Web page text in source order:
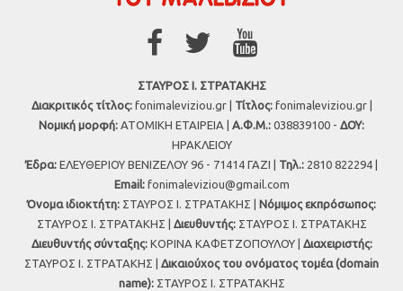
ΣΤΑΥΡΟΣ Ι. ΣΤΡΑΤΑΚΗΣ
Διακριτικός τίτλος:fonimaleviziou.gr | Τίτλος:fonimaleviziou.gr |
Νομική μορφή: ΑΤΟΜΙΚΗ ΕΤΑΙΡΕΙΑ | Α.Φ.Μ.: 038839100 - ΔΟΥ:
ΗΡΑΚΛΕΙΟΥ
Έδρα: ΕΛΕΥΘΕΡΙΟΥ ΒΕΝΙΖΕΛΟΥ 96 - 71414 ΓΑΖΙ | Τηλ.: 2810 822294 |
Εmail: fonimaleviziou@gmail.com
Όνομα ιδιοκτήτη: ΣΤΑΥΡΟΣ Ι. ΣΤΡΑΤΑΚΗΣ | Νόμιμος εκπρόσωπος:
ΣΤΑΥΡΟΣ Ι. ΣΤΡΑΤΑΚΗΣ | Διευθυντής:ΣΤΑΥΡΟΣ Ι. ΣΤΡΑΤΑΚΗΣ
Διευθυντής σύνταξης:ΚΟΡΙΝΑ ΚΑΦΕΤΖΟΠΟΥΛΟΥ | Διαχειριστής:
ΣΤΑΥΡΟΣ Ι. ΣΤΡΑΤΑΚΗΣ | Δικαιούχος του ονόματος τομέα (domain
name):ΣΤΑΥΡΟΣ Ι. ΣΤΡΑΤΑΚΗΣ